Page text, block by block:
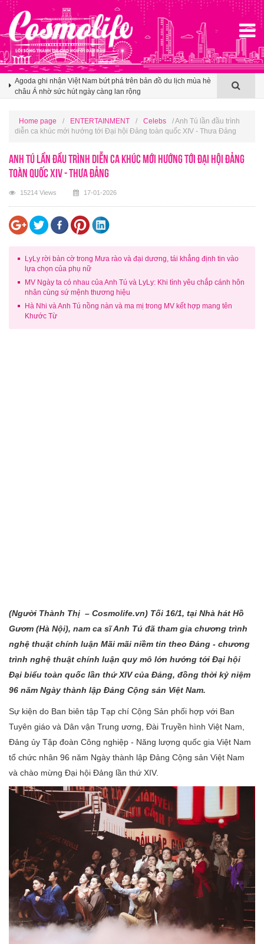
du lịch Việt
Klook hé lộ khoảng trống cảm ơn trong văn hóa du lịch nhóm
của người Việt
Agoda ghi nhận Việt Nam bứt phá trên bản đồ du lịch mùa hè
châu Á nhờ sức hút ngày càng lan rộng
Booking.com x Mille Mille biến ly cà phê thành tấm vé mở lối
Home page
/ ENTERTAINMENT / Celebs
/ Anh Tú lần đầu trình
diễn ca khúc mới hướng tới Đại hội Đảng toàn quốc XIV - Thưa Đảng
Anh Tú lần đầu trình diễn ca khúc mới hướng tới Đại hội Đảng
toàn quốc XIV - Thưa Đảng
15214 Views 17-01-2026
LyLy rời bàn cờ trong Mưa rào và đại dương, tái khẳng định tin vào
lựa chọn của phụ nữ
MV Ngày ta có nhau của Anh Tú và LyLy: Khi tình yêu chắp cánh hôn
nhân cùng sứ mệnh thương hiệu
Hà Nhi và Anh Tú nồng nàn và ma mị trong MV kết hợp mang tên
Khước Từ
(Người Thành Thị – Cosmolife.vn) Tối 16/1, tại Nhà hát Hồ
Gươm (Hà Nội), nam ca sĩ Anh Tú đã tham gia chương trình
nghệ thuật chính luận Mãi mãi niềm tin theo Đảng - chương
trình nghệ thuật chính luận quy mô lớn hướng tới Đại hội
Đại biểu toàn quốc lần thứ XIV của Đảng, đồng thời kỷ niệm
96 năm Ngày thành lập Đảng Cộng sản Việt Nam.
Sự kiện do Ban biên tập Tạp chí Cộng Sản phối hợp với Ban
Tuyên giáo và Dân vận Trung ương, Đài Truyền hình Việt Nam,
Đảng ủy Tập đoàn Công nghiệp - Năng lượng quốc gia Việt Nam
tổ chức nhân 96 năm Ngày thành lập Đảng Cộng sản Việt Nam
và chào mừng Đại hội Đảng lần thứ XIV.